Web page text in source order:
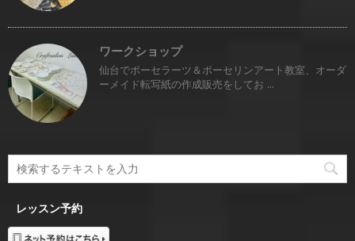
ワークショップ
仙台でポーセラーツ＆ポーセリンアート教室、オーダ
ーメイド転写紙の作成販売をしてお ...
レッスン予約